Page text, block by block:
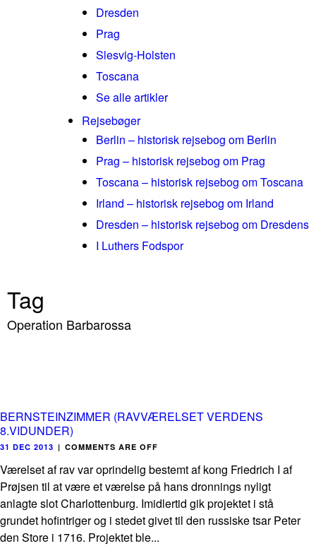
Dresden
Prag
Slesvig-Holsten
Toscana
Se alle artikler
Rejsebøger
Berlin – historisk rejsebog om Berlin
Prag – historisk rejsebog om Prag
Toscana – historisk rejsebog om Toscana
Irland – historisk rejsebog om Irland
Dresden – historisk rejsebog om Dresdens
I Luthers Fodspor
Tag
Operation Barbarossa
BERNSTEINZIMMER (RAVVÆRELSET VERDENS
8.VIDUNDER)
31 DEC 2013 | COMMENTS ARE OFF
Værelset af rav var oprindelig bestemt af kong Friedrich I af
Prøjsen til at være et værelse på hans dronnings nyligt
anlagte slot Charlottenburg. Imidlertid gik projektet i stå
grundet hofintriger og i stedet givet til den russiske tsar Peter
den Store i 1716. Projektet ble...